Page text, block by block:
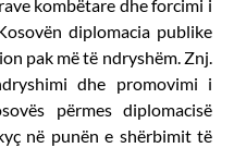
kombëtare dhe forcimi i
diplomacia publike
pak më të ndryshëm. Znj.
dhe promovimi i
përmes diplomacisë
në punën e shërbimit të